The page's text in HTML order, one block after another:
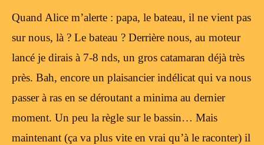
Quand Alice m’alerte : papa, le bateau, il ne vient pas
sur nous, là ? Le bateau ? Derrière nous, au moteur
lancé je dirais à 7-8 nds, un gros catamaran déjà très
près. Bah, encore un plaisancier indélicat qui va nous
passer à ras en se déroutant a minima au dernier
moment. Un peu la règle sur le bassin… Mais
maintenant (ça va plus vite en vrai qu’à le raconter) il